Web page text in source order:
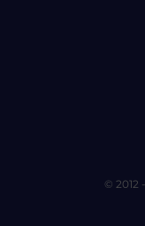
© 2012